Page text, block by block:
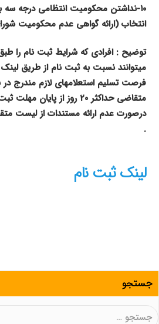
۱۰-نداشتن محکومیت انتظامی درجه سه به
انتخاب (ارائه گواهی عدم محکومیت
توضیح : افرادی که شرایط ثبت نام را طبق
میتوانند نسبت به ثبت نام از طریق لینک
فرصت تسلیم استعلامهای لازم مندرج
متقاضی حداکثر ۲۰ روز از
درصورت عدم ارائه مستندات از لیست
.
لینک ثبت نام
جستجو
جستجو